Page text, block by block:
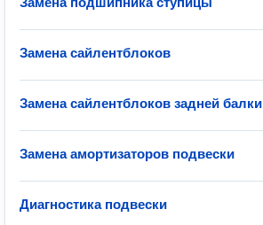
Замена сайлентблоков
Замена сайлентблоков задней балки
Замена амортизаторов подвески
Диагностика подвески